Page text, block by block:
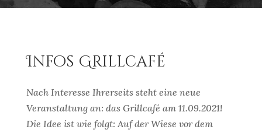
Infos Grillcafé
Nach Interesse Ihrerseits steht eine neue
Veranstaltung an: das Grillcafé am 11.09.2021!
Die Idee ist wie folgt: Auf der Wiese vor dem